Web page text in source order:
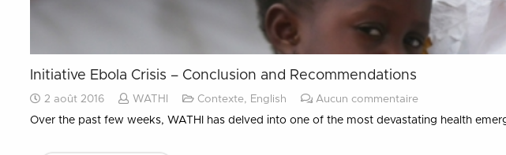
Initiative Ebola Crisis – Conclusion and Recommendations
2 août 2016 WATHI Contexte, English
Aucun commentaire
Over the past few weeks, WATHI has delved into one of the most devastating health